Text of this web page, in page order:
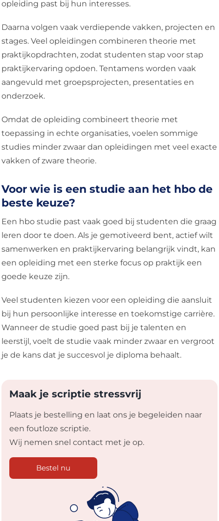
opleiding past bij hun interesses.
Daarna volgen vaak verdiepende vakken, projecten en
stages. Veel opleidingen combineren theorie met
praktijkopdrachten, zodat studenten stap voor stap
praktijkervaring opdoen. Tentamens worden vaak
aangevuld met groepsprojecten, presentaties en
onderzoek.
Omdat de opleiding combineert theorie met
toepassing in echte organisaties, voelen sommige
studies minder zwaar dan opleidingen met veel exacte
vakken of zware theorie.
Voor wie is een studie aan het hbo de
beste keuze?
Een hbo studie past vaak goed bij studenten die graag
leren door te doen. Als je gemotiveerd bent, actief wilt
samenwerken en praktijkervaring belangrijk vindt, kan
een opleiding met een sterke focus op praktijk een
goede keuze zijn.
Veel studenten kiezen voor een opleiding die aansluit
bij hun persoonlijke interesse en toekomstige carrière.
Wanneer de studie goed past bij je talenten en
leerstijl, voelt de studie vaak minder zwaar en vergroot
je de kans dat je succesvol je diploma behaalt.
Maak je scriptie stressvrij
Plaats je bestelling en laat ons je begeleiden naar
een foutloze scriptie.
Wij nemen snel contact met je op.
Bestel nu